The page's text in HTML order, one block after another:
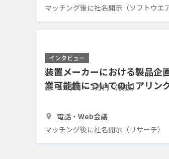
マッチング後に社名開示（ソフトウエア
インタビュー
装置メーカーにおける製品企
業可能性についてのヒアリン
2.5万円 〜 3万円 （税抜）
電話・Web会議
マッチング後に社名開示（リサーチ）